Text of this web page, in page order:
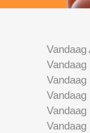
Vandaag
Vandaag
Vandaag
Vandaag
Vandaag